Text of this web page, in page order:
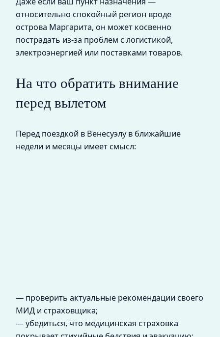
относительно спокойный регион вроде
острова Маргарита, он может косвенно
пострадать из‑за проблем с логистикой,
электроэнергией или поставками товаров.
На что обратить внимание
перед вылетом
Перед поездкой в Венесуэлу в ближайшие
недели и месяцы имеет смысл:
— проверить актуальные рекомендации своего
МИД и страховщика;
— убедиться, что медицинская страховка